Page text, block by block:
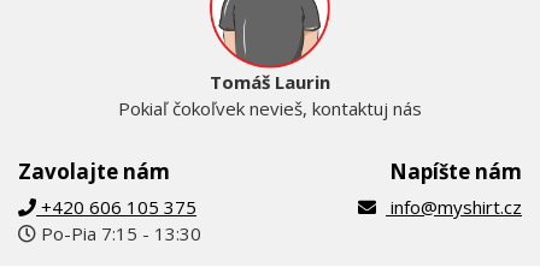
Zavolajte nám
+420 606 105 375
Po-Pia 7:15 - 13:30
Tomáš Laurin
Pokiaľ čokoľvek nevieš, kontaktuj nás
Napíšte nám
info@myshirt.cz